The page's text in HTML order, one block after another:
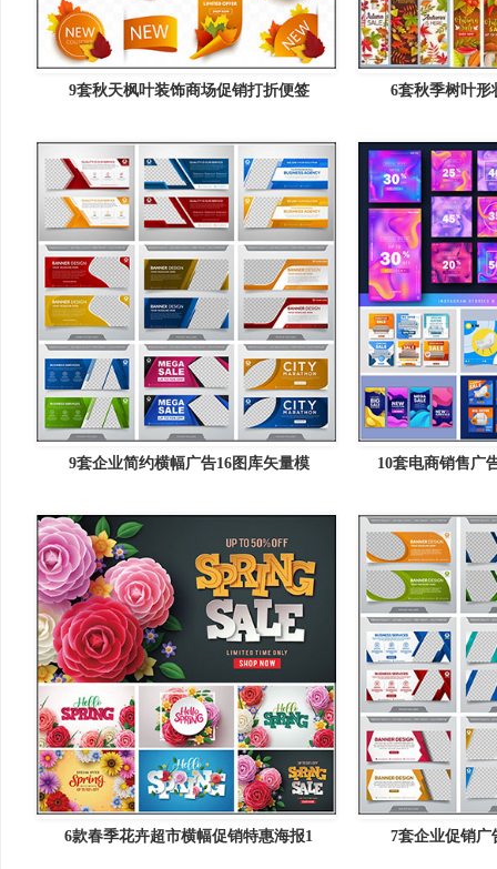
9套秋天枫叶装饰商场促销打折便签 6套秋季树叶形
9套企业简约横幅广告16图库矢量模 10套电商销售广
6款春季花卉超市横幅促销特惠海报1 7套企业促销广